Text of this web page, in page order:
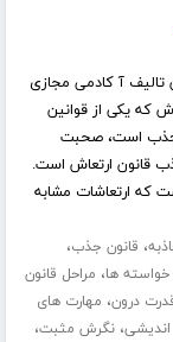
تالیف آ کادمی مجازی
که یکی از قوانین
جذب است، صحبت
قانون ارتعاش است.
که ارتعاشات مشابه
، قانون جذب،
ها، مراحل قانون
درون، مهارت های
،نگرش مثبت،